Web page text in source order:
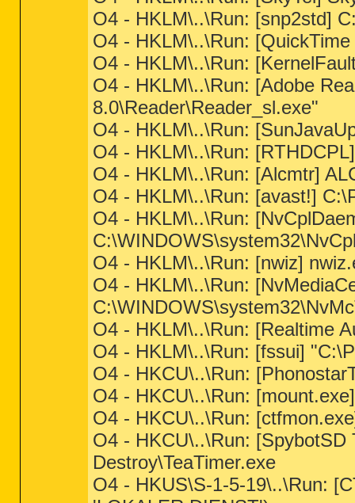
O4 - HKLM\..\Run: [snp2std]
O4 - HKLM\..\Run:
O4 - HKLM\..\Run:
O4 - HKLM\..\Run: [Adobe
8.0\Reader\Reader_sl.exe"
O4 - HKLM\..\Run:
O4 - HKLM\..\Run:
O4 - HKLM\..\Run: [Alcmtr]
O4 - HKLM\..\Run: [avast!]
O4 - HKLM\..\Run:
O4 - HKLM\..\Run: [nwiz]
O4 - HKLM\..\Run:
O4 - HKLM\..\Run: [Realtime
O4 - HKLM\..\Run: [fssui]
O4 - HKCU\..\Run:
O4 - HKCU\..\Run:
O4 - HKCU\..\Run:
O4 - HKCU\..\Run: [SpybotSD
Destroy\TeaTimer.exe
O4 - HKUS\S-1-5-19\..\Run: